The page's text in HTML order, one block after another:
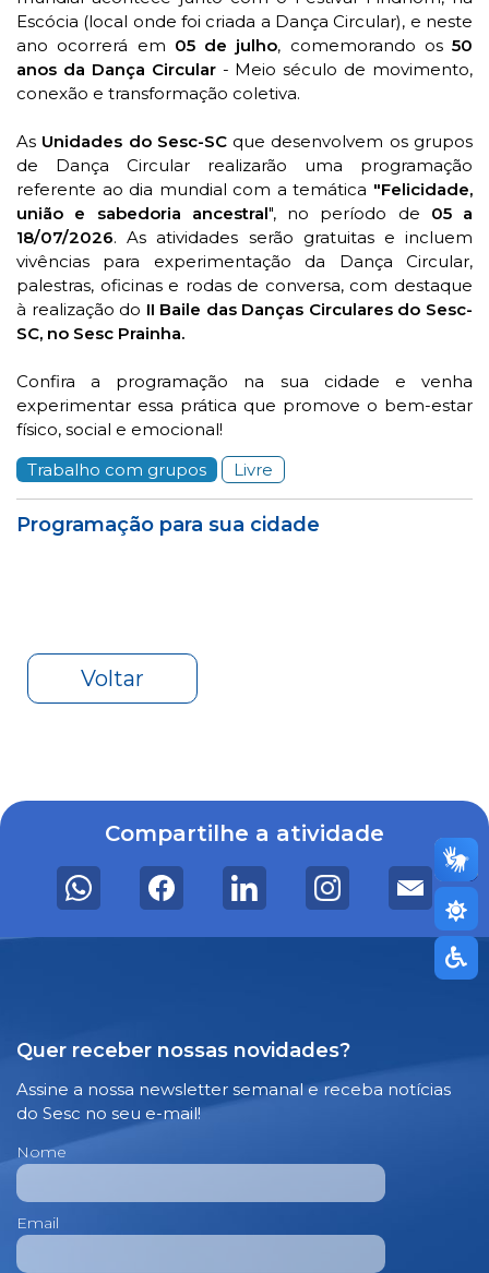
Escócia (local onde foi criada a Dança Circular), e neste
ano ocorrerá em 05 de julho, comemorando os 50
anos da Dança Circular- Meio século de movimento,
conexão e transformação coletiva.
As Unidades do Sesc-SCque desenvolvem os grupos
de Dança Circular realizarão uma programação
referente ao dia mundial com a temática "Felicidade,
união e sabedoria ancestral", no período de 05 a
18/07/2026. As atividades serão gratuitas e incluem
vivências para experimentação da Dança Circular,
palestras, oficinas e rodas de conversa, com destaque
à realização do II Baile das Danças Circulares do Sesc-
SC, no Sesc Prainha.
Confira a programação na sua cidade e venha
experimentar essa prática que promove o bem-estar
físico, social e emocional!
Trabalho com grupos
Livre
Programação para sua cidade
Voltar
Compartilhe a atividade
Quer receber nossas novidades?
Assine a nossa newsletter semanal e receba notícias
do Sesc no seu e-mail!
Nome
Email